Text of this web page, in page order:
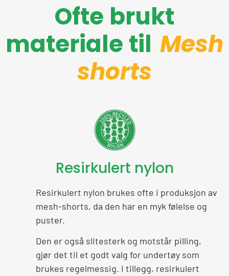
Ofte brukt
materiale til Mesh
shorts
Resirkulert nylon
Resirkulert nylon brukes ofte i produksjon av
mesh-shorts, da den har en myk følelse og
puster.
Den er også slitesterk og motstår pilling,
gjør det til et godt valg for undertøy som
brukes regelmessig. I tillegg, resirkulert